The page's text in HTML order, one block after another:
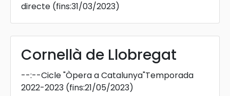
directe (fins:31/03/2023)
Cornellà de Llobregat
--:--Cicle "Òpera a Catalunya"Temporada
2022-2023 (fins:21/05/2023)